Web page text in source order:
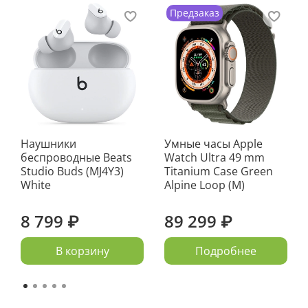
В iPhone 15 Pro вместо традиционного для всех
Наушники
беспроводные Beats
Studio Buds (MJ4Y3)
White
8 799 ₽
В корзину
Предзаказ
Умные часы Apple
Watch Ultra 49 mm
Titanium Case Green
Alpine Loop (M)
89 299 ₽
Подробнее